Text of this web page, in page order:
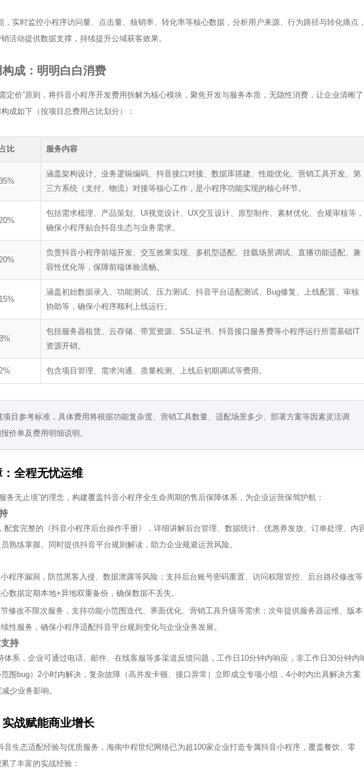
，实时监控小程序访问量、点击量、核销率、转化率等核心数据，分析用户来源、行为路径与转化痛点
活动提供数据支撑，持续提升公域获客效果。
成：明明白白消费
定价”原则，将抖音小程序开发费用拆解为核心模块，聚焦开发与服务本质，无隐性消费，让企业清晰了
成如下（按项目总费用占比划分）：
比 服务内容
涵盖架构设计、业务逻辑编码、抖音接口对接、数据库搭建、性能优化、营销工具开发、第
三方系统（支付、物流）对接等核心工作，是小程序功能实现的核心环节。
20%
包括需求梳理、产品策划、UI视觉设计、UX交互设计、原型制作、素材优化、合规审核等，
确保小程序贴合抖音生态与业务需求。
20%
负责抖音小程序前端开发、交互效果实现、多机型适配、挂载场景调试、直播功能适配、兼
容性优化等，保障前端体验流畅。
15%
涵盖初始数据录入、功能测试、压力测试、抖音平台适配测试、Bug修复、上线配置、审核
协助等，确保小程序顺利上线运行。
包括服务器租赁、云存储、带宽资源、SSL证书、抖音接口服务费等小程序运行所需基础IT
资源开销。
2% 包含项目管理、需求沟通、质量检测、上线后初期调试等费用。
项目参考标准，具体费用将根据功能复杂度、营销工具数量、适配场景多少、部署方案等因素灵活调
价单及费用明细说明。
全程无忧运维
务无止境”的理念，构建覆盖抖音小程序全生命周期的售后保障体系，为企业运营保驾护航：
配套完整的《抖音小程序后台操作手册》，详细讲解后台管理、数据统计、优惠券发放、订单处理、内
熟练掌握。同时提供抖音平台规则解读，助力企业规避运营风险。
程序漏洞，防范黑客入侵、数据泄露等风险；支持后台账号密码重置、访问权限管控、后台路径修改等
数据定期本地+异地双重备份，确保数据不丢失。
修改不限次服务，支持功能小范围迭代、界面优化、营销工具升级等需求；次年提供服务器运维、版本
性服务，确保小程序适配抖音平台规则变化与企业业务发展。
持
体系，企业可通过电话、邮件、在线客服等多渠道反馈问题，工作日10分钟内响应，非工作日30分钟内
围bug）2小时内解决，复杂故障（高并发卡顿、接口异常）立即成立专项小组，4小时内出具解决方案
少业务影响。
战赋能商业增长
音生态适配经验与优质服务，海南中程世纪网络已为超100家企业打造专属抖音小程序，覆盖餐饮、零
了丰富的实战经验：